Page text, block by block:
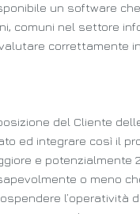
un software
comuni nel settore
correttamente
del Cliente
ed integrare così il
e
o meno